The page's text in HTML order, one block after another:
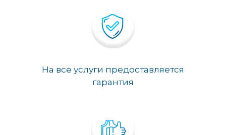
На все услуги предоставляется
гарантия